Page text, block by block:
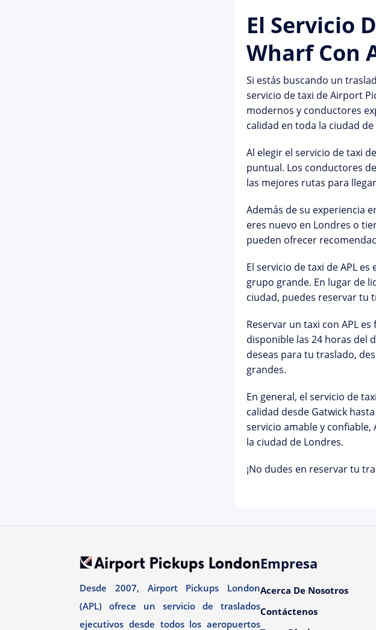
El Servicio
Wharf Con
Si estás buscando un
servicio de taxi de Airport
modernos y conductores
calidad en toda la ciudad
Al elegir el servicio de taxi
puntual. Los conductores
las mejores rutas para
Además de su experiencia
eres nuevo en Londres o
pueden ofrecer
El servicio de taxi de APL
grupo grande. En lugar de
ciudad, puedes reservar tu
Reservar un taxi con APL
disponible las 24 horas del
deseas para tu traslado,
grandes.
En general, el servicio de
calidad desde Gatwick
servicio amable y
la ciudad de Londres.
¡No dudes en reservar tu
Desde 2007, Airport Pickups London
(APL) ofrece un servicio de traslados
ejecutivos desde todos los aeropuertos
Empresa
Acerca De Nosotros
Contáctenos